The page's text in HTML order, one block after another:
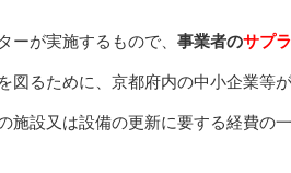
が実施するもので、 事業者のサプ
図るために、京都府内の中小企業等
施設又は設備の更新に要する経費の